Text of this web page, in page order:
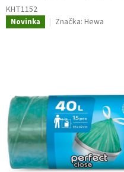
KHT1152
Novinka Značka: Hewa